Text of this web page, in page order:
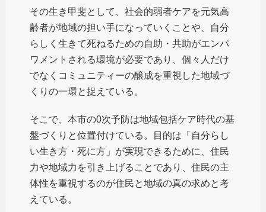
その生き甲斐として、社会的弱者ケアを元気高
齢者が地域の担い手になっていくことや、自分
らしく生きて死ねるための自助・共助がエンパ
ワメントされる環境が必要であり、個々人だけ
でなくコミュニティーの醸成を重視した地域づ
くりの一環と捉えている。
そこで、本市の0次予防は地域包括ケア時代の基
盤づくりと位置付けている。目的は「自分らし
い生き方・死に方」が実現できるために、住民
力や地域力を引き上げることであり、住民の主
体性を重視するのが住民と地域の真の求めと考
えている。